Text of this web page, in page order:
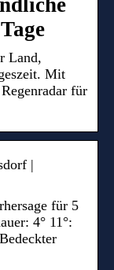
Land,
Mit
für
|
für 5
4° 11°: